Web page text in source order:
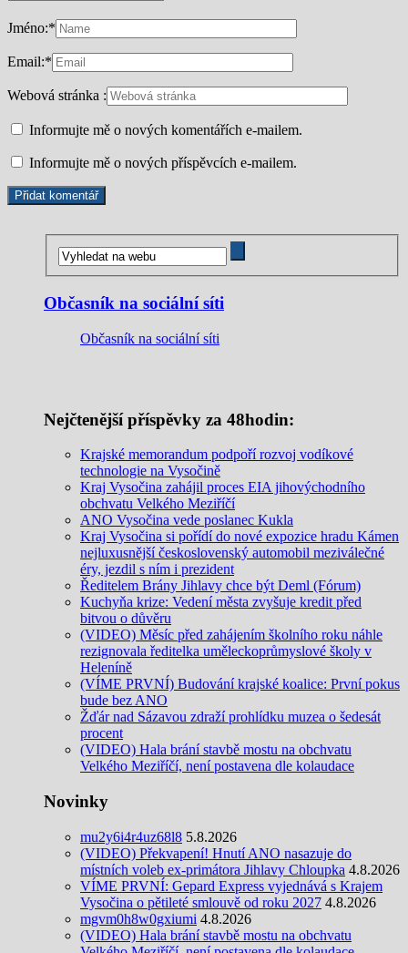
Jméno:*
Email:*
Webová stránka :
Informujte mě o nových komentářích e-mailem.
Informujte mě o nových příspěvcích e-mailem.
Občasník na sociální síti
Občasník na sociální síti
Nejčtenější příspěvky za 48hodin:
Krajské memorandum podpoří rozvoj vodíkové
technologie na Vysočině
Kraj Vysočina zahájil proces EIA jihovýchodního
obchvatu Velkého Meziříčí
ANO Vysočina vede poslanec Kukla
Kraj Vysočina si pořídí do nové expozice hradu Kámen
nejluxusnější československý automobil meziválečné
éry, jezdil s ním i prezident
Ředitelem Brány Jihlavy chce být Deml (Fórum)
Kuchyňa krize: Vedení města zvyšuje kredit před
bitvou o důvěru
(VIDEO) Měsíc před zahájením školního roku náhle
rezignovala ředitelka uměleckoprůmyslové školy v
Heleníně
(VÍME PRVNÍ) Budování krajské koalice: První pokus
bude bez ANO
Žďár nad Sázavou zdraží prohlídku muzea o šedesát
procent
(VIDEO) Hala brání stavbě mostu na obchvatu
Velkého Meziříčí, není postavena dle kolaudace
Novinky
mu2y6i4r4uz68l8 5.8.2026
(VIDEO) Překvapení! Hnutí ANO nasazuje do
místních voleb ex-primátora Jihlavy Chloupka 4.8.2026
VÍME PRVNÍ: Gepard Express vyjednává s Krajem
Vysočina o pětileté smlouvě od roku 2027 4.8.2026
mgvm0h8w0gxiumi 4.8.2026
(VIDEO) Hala brání stavbě mostu na obchvatu